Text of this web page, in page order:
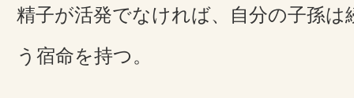
精子が活発でなければ、自分の子孫
う宿命を持つ。